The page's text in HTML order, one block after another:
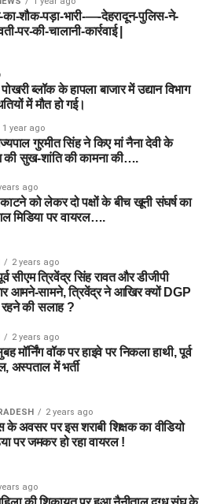
का-शौक-पड़ा-भारी-—-देहरादून-पुलिस-ने-
पर-की-चालानी-कार्रवाई |
ब्लॉक के हापला बाजार में उद्यान विभाग
में मौत हो गई।
1 year ago
गुरमीत सिंह ने किए मां नैना देवी के
की सुख-शांति की कामना की….
ago
को लेकर दो पक्षों के बीच खूनी संघर्ष का
मिडिया पर वायरल….
2 years ago
सीएम त्रिवेंद्र सिंह रावत और डीजीपी
आमने-सामने, त्रिवेंद्र ने आखिर क्यों DGP
रहने की सलाह ?
2 years ago
मॉर्निंग वॉक पर हाइवे पर निकला हाथी, पूर्व
अस्पताल में भर्ती
2 years ago
के अवसर पर इस शराबी शिक्षक का वीडियो
पर जमकर हो रहा वायरल !
ago